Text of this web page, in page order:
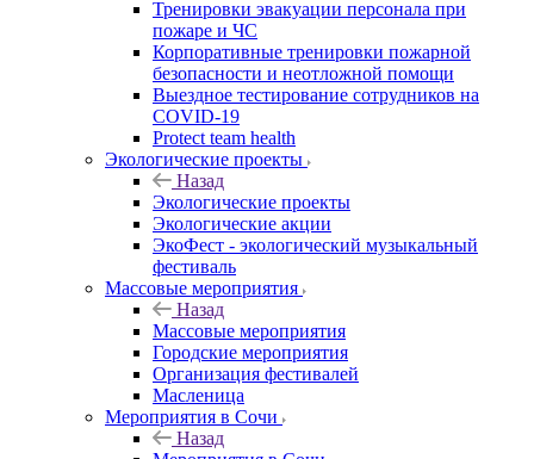
Тренировки эвакуации персонала при
пожаре и ЧС
Корпоративные тренировки пожарной
безопасности и неотложной помощи
Выездное тестирование сотрудников на
COVID-19
Protect team health
Экологические проекты
Назад
Экологические проекты
Экологические акции
ЭкоФест - экологический музыкальный
фестиваль
Массовые мероприятия
Назад
Массовые мероприятия
Городские мероприятия
Организация фестивалей
Масленица
Мероприятия в Сочи
Назад